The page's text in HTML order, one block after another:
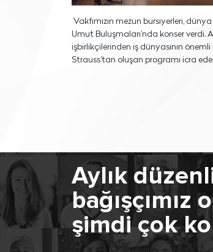
Vakfımızın mezun bursiyerleri,
Umut Buluşmaları’nda konser verdi.
işbirlikçilerinden iş dünyasının
Strauss’tan oluşan programı icra
Aylık
bağışçımız
şimdi çok